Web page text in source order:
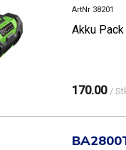
ArtNr 38201
Akku
170.00 /